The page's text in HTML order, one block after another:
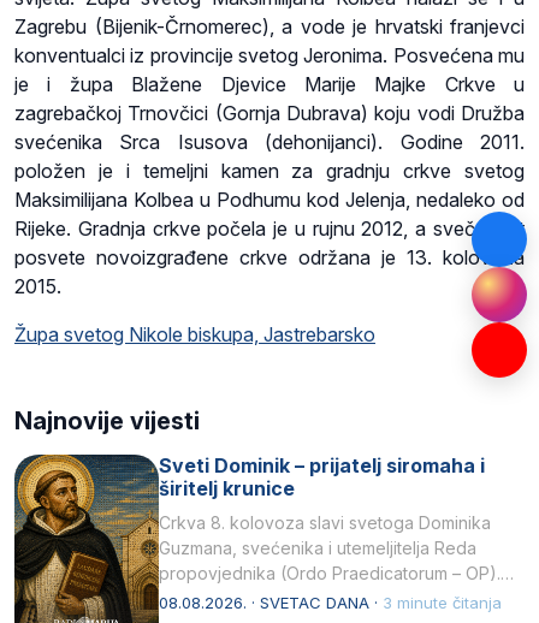
Zagrebu (Bijenik-Črnomerec), a vode je hrvatski franjevci
konventualci iz provincije svetog Jeronima. Posvećena mu
je i župa Blažene Djevice Marije Majke Crkve u
zagrebačkoj Trnovčici (Gornja Dubrava) koju vodi Družba
svećenika Srca Isusova (dehonijanci). Godine 2011.
položen je i temeljni kamen za gradnju crkve svetog
Maksimilijana Kolbea u Podhumu kod Jelenja, nedaleko od
Rijeke. Gradnja crkve počela je u rujnu 2012, a svečanost
posvete novoizgrađene crkve održana je 13. kolovoza
2015.
Župa svetog Nikole biskupa, Jastrebarsko
Najnovije vijesti
Sveti Dominik – prijatelj siromaha i
širitelj krunice
Crkva 8. kolovoza slavi svetoga Dominika
Guzmana, svećenika i utemeljitelja Reda
propovjednika (Ordo Praedicatorum – OP).
Svojim životom, dubokom ljubavlju prema
08.08.2026. · SVETAC DANA · 3 minute čitanja